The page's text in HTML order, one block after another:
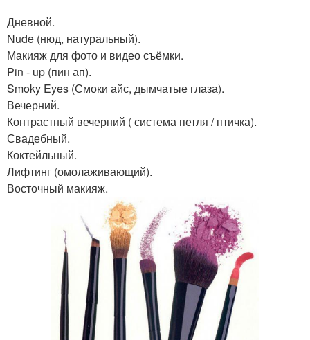
Дневной.
Nude (нюд, натуральный).
Макияж для фото и видео съёмки.
Pin - up (пин ап).
Smoky Eyes (Смоки айс, дымчатые глаза).
Вечерний.
Контрастный вечерний ( система петля / птичка).
Свадебный.
Коктейльный.
Лифтинг (омолаживающий).
Восточный макияж.